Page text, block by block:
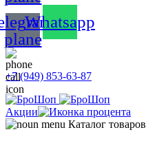
plane
Whatsapp
+7 (949) 853-63-87
Акции
Каталог товаров